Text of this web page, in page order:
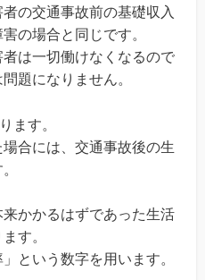
の交通事故前の基礎収入
の場合と同じです。
は一切働けなくなるので
題になりません。
ます。
合には、交通事故後の生
かかるはずであった生活
す。
という数字を用います。